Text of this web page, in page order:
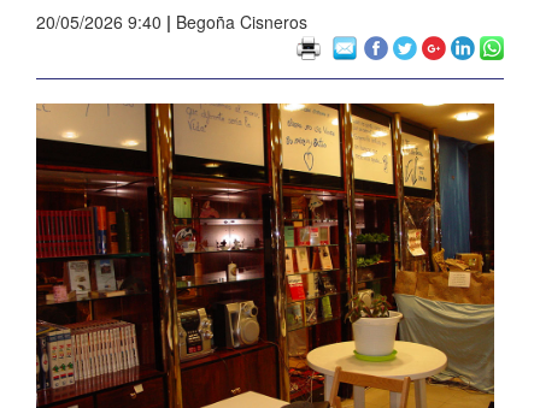
20/05/2026 9:40 | Begoña Cisneros